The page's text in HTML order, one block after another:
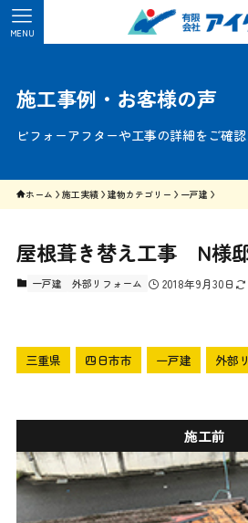
MENU
施工事例・お客様の声
ビフォーアフターや工事の詳細をご確
ホーム 施工実績 建物カテゴリー 一戸建
屋根葺き替え工事 N様
一戸建 外部リフォーム 2018年9月30日
三重県 四日市市 一戸建 外部
施工前